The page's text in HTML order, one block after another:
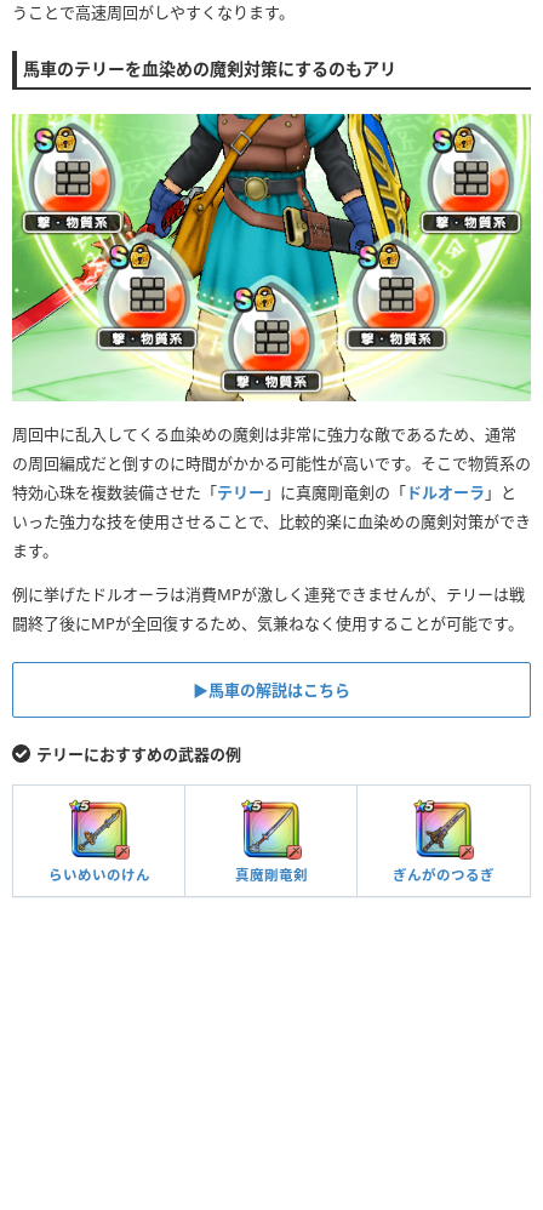
うことで高速周回がしやすくなります。
馬車のテリーを血染めの魔剣対策にするのもアリ
周回中に乱入してくる血染めの魔剣は非常に強力な敵であるため、通常
の周回編成だと倒すのに時間がかかる可能性が高いです。そこで物質系の
特効心珠を複数装備させた「テリー 」に真魔剛竜剣の「ドルオーラ 」と
いった強力な技を使用させることで、比較的楽に血染めの魔剣対策ができ
ます。
例に挙げたドルオーラは消費MPが激しく連発できませんが、テリーは戦
闘終了後にMPが全回復するため、気兼ねなく使用することが可能です。
▶︎馬車の解説はこちら
テリーにおすすめの武器の例
らいめいのけん 真魔剛竜剣 ぎんがのつるぎ